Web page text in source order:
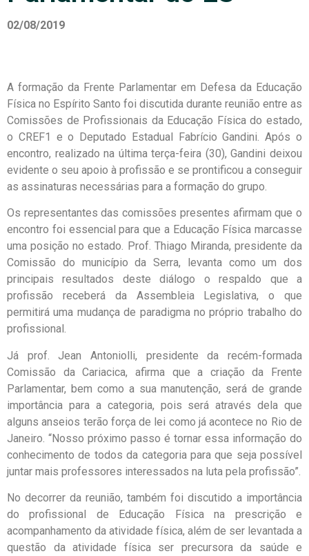
02/08/2019
A formação da Frente Parlamentar em Defesa da Educação
Física no Espírito Santo foi discutida durante reunião entre as
Comissões de Profissionais da Educação Física do estado,
o CREF1 e o Deputado Estadual Fabrício Gandini. Após o
encontro, realizado na última terça-feira (30), Gandini deixou
evidente o seu apoio à profissão e se prontificou a conseguir
as assinaturas necessárias para a formação do grupo.
Os representantes das comissões presentes afirmam que o
encontro foi essencial para que a Educação Física marcasse
uma posição no estado. Prof. Thiago Miranda, presidente da
Comissão do município da Serra, levanta como um dos
principais resultados deste diálogo o respaldo que a
profissão receberá da Assembleia Legislativa, o que
permitirá uma mudança de paradigma no próprio trabalho do
profissional.
Já prof. Jean Antoniolli, presidente da recém-formada
Comissão da Cariacica, afirma que a criação da Frente
Parlamentar, bem como a sua manutenção, será de grande
importância para a categoria, pois será através dela que
alguns anseios terão força de lei como já acontece no Rio de
Janeiro. “Nosso próximo passo é tornar essa informação do
conhecimento de todos da categoria para que seja possível
juntar mais professores interessados na luta pela profissão”.
No decorrer da reunião, também foi discutido a importância
do profissional de Educação Física na prescrição e
acompanhamento da atividade física, além de ser levantada a
questão da atividade física ser precursora da saúde e